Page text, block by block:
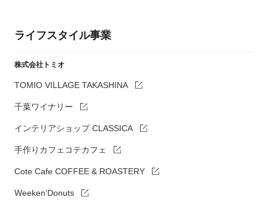
ライフスタイル事業
株式会社トミオ
TOMIO VILLAGE TAKASHINA
千葉ワイナリー
インテリアショップ CLASSICA
手作りカフェコテカフェ
Cote Cafe COFFEE & ROASTERY
Weeken'Donuts